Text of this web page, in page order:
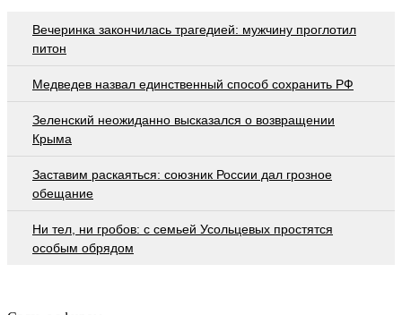
Вечеринка закончилась трагедией: мужчину проглотил
питон
Медведев назвал единственный способ сохранить РФ
Зеленский неожиданно высказался о возвращении
Крыма
Заставим раскаяться: союзник России дал грозное
обещание
Ни тел, ни гробов: с семьей Усольцевых простятся
особым обрядом